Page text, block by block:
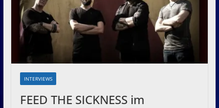
INTERVIEWS
FEED THE SICKNESS im